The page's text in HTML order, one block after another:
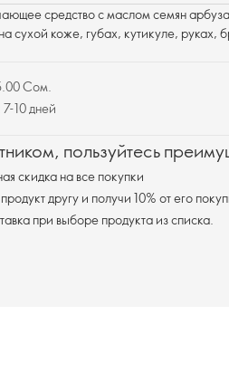
средство с маслом семян
сухой коже, губах, кутикуле, руках,
Сом.
10 дней
пользуйтесь
скидка на все покупки
другу и получи 10% от его
Бесплатная доставка при выборе продукта из списка.